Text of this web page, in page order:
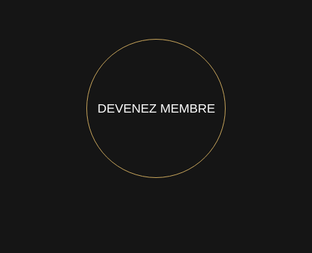
DEVENEZ MEMBRE